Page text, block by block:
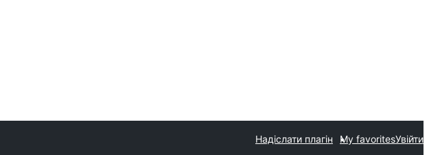
Надіслати плагін My favoritesУвійти